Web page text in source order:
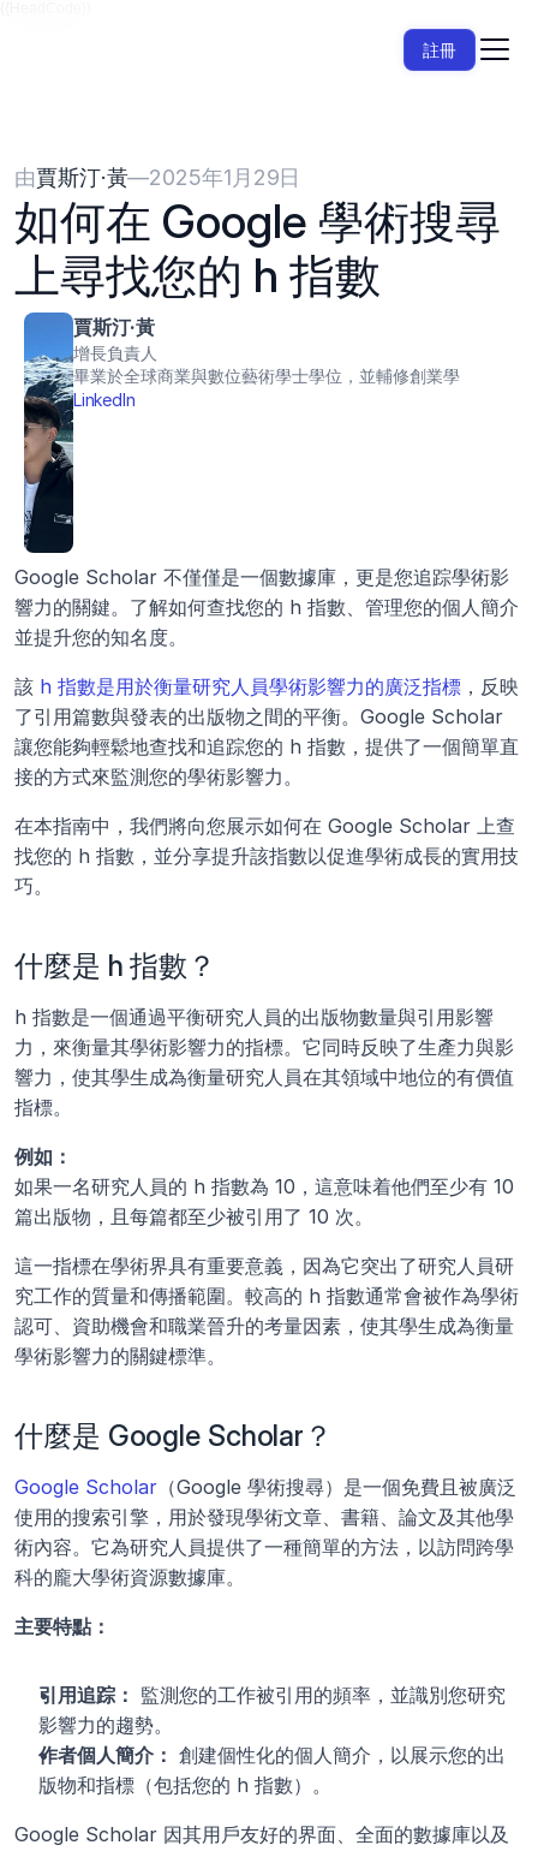
註冊
由賈斯汀·黃—2025年1月29日
如何在 Google 學術搜尋
上尋找您的 h 指數
賈斯汀·黃
增長負責人
畢業於全球商業與數位藝術學士學位，並輔修創業學
LinkedIn
Google Scholar 不僅僅是一個數據庫，更是您追踪學術影
響力的關鍵。了解如何查找您的 h 指數、管理您的個人簡介
並提升您的知名度。
該 h 指數是用於衡量研究人員學術影響力的廣泛指標 ，反映
了引用篇數與發表的出版物之間的平衡。Google Scholar
讓您能夠輕鬆地查找和追踪您的 h 指數，提供了一個簡單直
接的方式來監測您的學術影響力。
在本指南中，我們將向您展示如何在 Google Scholar 上查
找您的 h 指數，並分享提升該指數以促進學術成長的實用技
巧。
什麼是 h 指數？
h 指數是一個通過平衡研究人員的出版物數量與引用影響
力，來衡量其學術影響力的指標。它同時反映了生產力與影
響力，使其學生成為衡量研究人員在其領域中地位的有價值
指標。
例如：
如果一名研究人員的 h 指數為 10，這意味着他們至少有 10
篇出版物，且每篇都至少被引用了 10 次。
這一指標在學術界具有重要意義，因為它突出了研究人員研
究工作的質量和傳播範圍。較高的 h 指數通常會被作為學術
認可、資助機會和職業晉升的考量因素，使其學生成為衡量
學術影響力的關鍵標準。
什麼是 Google Scholar？
Google Scholar （Google 學術搜尋）是一個免費且被廣泛
使用的搜索引擎，用於發現學術文章、書籍、論文及其他學
術內容。它為研究人員提供了一種簡單的方法，以訪問跨學
科的龐大學術資源數據庫。
主要特點：
引用追踪： 監測您的工作被引用的頻率，並識別您研究
影響力的趨勢。
作者個人簡介： 創建個性化的個人簡介，以展示您的出
版物和指標（包括您的 h 指數）。
Google Scholar 因其用戶友好的界面、全面的數據庫以及